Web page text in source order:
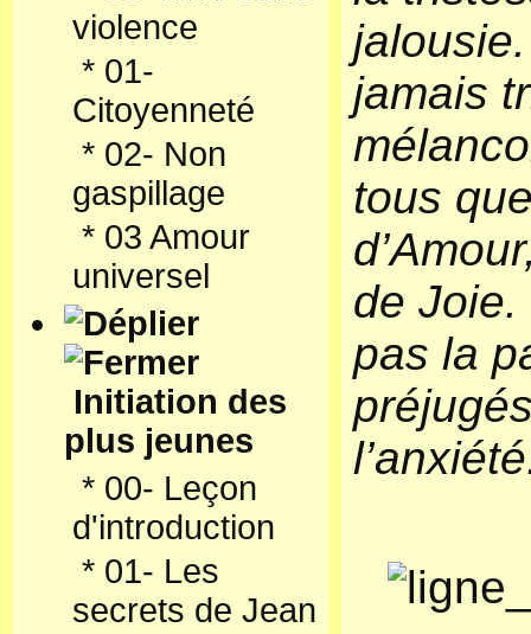
violence
* 01-
Citoyenneté
* 02- Non
gaspillage
* 03 Amour
universel
Initiation des
plus jeunes
* 00- Leçon
d'introduction
* 01- Les
secrets de Jean
jamais
tous
de Joie.
pas la